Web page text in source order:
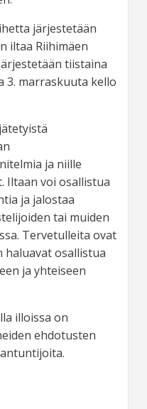
järjestetään
iltaa Riihimäen
tiistaina
3. marraskuuta kello
ja niille
Iltaan voi osallistua
ja jalostaa
tai muiden
Tervetulleita ovat
haluavat osallistua
ja yhteiseen
illoissa on
ehdotusten